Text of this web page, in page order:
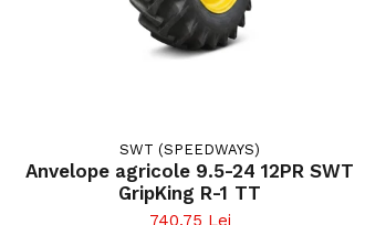
SWT (SPEEDWAYS)
Anvelope agricole 9.5-24 12PR SWT
GripKing R-1 TT
740,75 Lei